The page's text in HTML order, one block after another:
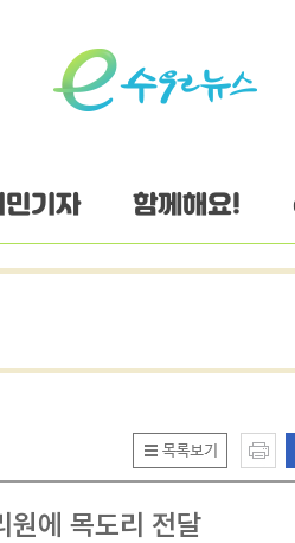
기자 함께해요!
원에 목도리 전달